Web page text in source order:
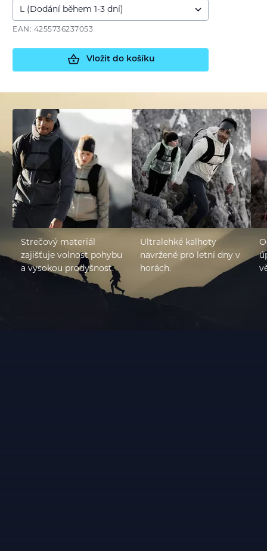
EAN: 4255736237053
Vložit do košíku
Strečový materiál
zajišťuje volnost pohybu
a vysokou prodyšnost.
Ultralehké kalhoty
navržené pro letní dny v
horách.